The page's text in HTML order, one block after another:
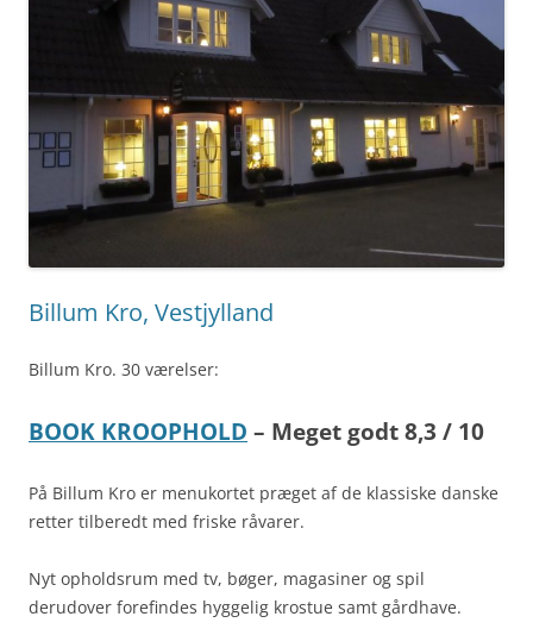
Billum Kro, Vestjylland
Billum Kro. 30 værelser:
BOOK KROOPHOLD – Meget godt 8,3 / 10
På Billum Kro er menukortet præget af de klassiske danske
retter tilberedt med friske råvarer.
Nyt opholdsrum med tv, bøger, magasiner og spil
derudover forefindes hyggelig krostue samt gårdhave.